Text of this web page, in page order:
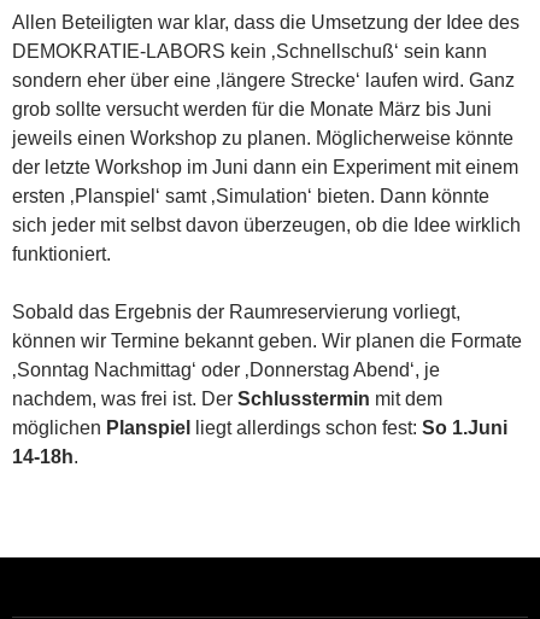
Allen Beteiligten war klar, dass die Umsetzung der Idee des
DEMOKRATIE-LABORS kein ‚Schnellschuß‘ sein kann
sondern eher über eine ‚längere Strecke‘ laufen wird. Ganz
grob sollte versucht werden für die Monate März bis Juni
jeweils einen Workshop zu planen. Möglicherweise könnte
der letzte Workshop im Juni dann ein Experiment mit einem
ersten ‚Planspiel‘ samt ‚Simulation‘ bieten. Dann könnte
sich jeder mit selbst davon überzeugen, ob die Idee wirklich
funktioniert.
Sobald das Ergebnis der Raumreservierung vorliegt,
können wir Termine bekannt geben. Wir planen die Formate
‚Sonntag Nachmittag‘ oder ‚Donnerstag Abend‘, je
nachdem, was frei ist. Der Schlusstermin mit dem
möglichen Planspiel liegt allerdings schon fest: So 1.Juni
14-18h.